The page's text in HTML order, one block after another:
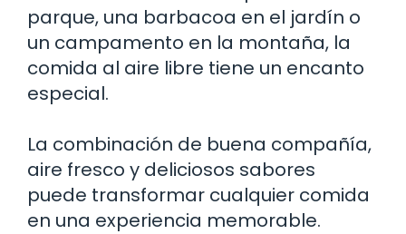
parque, una barbacoa en el jardín o
un campamento en la montaña, la
comida al aire libre tiene un encanto
especial.
La combinación de buena compañía,
aire fresco y deliciosos sabores
puede transformar cualquier comida
en una experiencia memorable.